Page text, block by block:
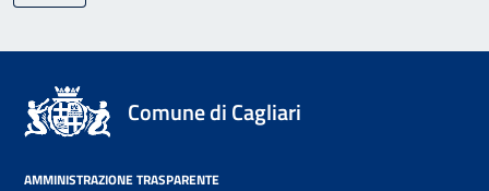
Comune di Cagliari
AMMINISTRAZIONE TRASPARENTE